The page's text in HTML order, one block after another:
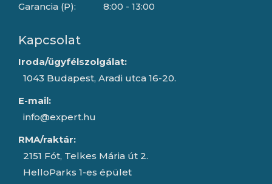
Garancia (P):
8:00 - 13:00
Kapcsolat
Iroda/ügyfélszolgálat:
1043 Budapest, Aradi utca 16-20.
E-mail:
info@expert.hu
RMA/raktár:
2151 Fót, Telkes Mária út 2.
HelloParks 1-es épület